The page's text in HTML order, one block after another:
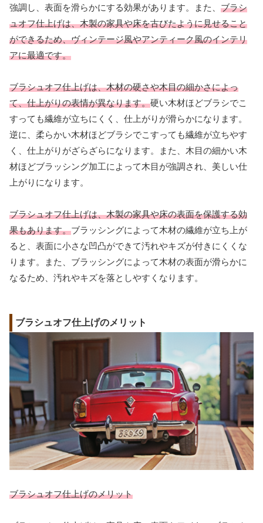
強調し、表面を滑らかにする効果があります。また、 ブラシ
ュオフ仕上げは、木製の家具や床を古びたように見せること
ができるため、ヴィンテージ風やアンティーク風のインテリ
アに最適です。
ブラシュオフ仕上げは、木材の硬さや木目の細かさによっ
て、仕上がりの表情が異なります。硬い木材ほどブラシでこ
すっても繊維が立ちにくく、仕上がりが滑らかになります。
逆に、柔らかい木材ほどブラシでこすっても繊維が立ちやす
く、仕上がりがざらざらになります。また、木目の細かい木
材ほどブラッシング加工によって木目が強調され、美しい仕
上がりになります。
ブラシュオフ仕上げは、木製の家具や床の表面を保護する効
果もあります。ブラッシングによって木材の繊維が立ち上が
ると、表面に小さな凹凸ができて汚れやキズが付きにくくな
ります。また、ブラッシングによって木材の表面が滑らかに
なるため、汚れやキズを落としやすくなります。
ブラシュオフ仕上げのメリット
ブラシュオフ仕上げのメリット